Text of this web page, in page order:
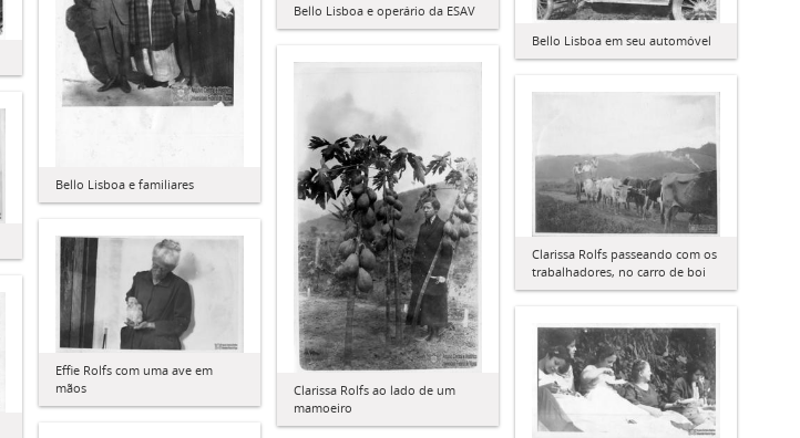
Bello Lisboa e familiares
Bello Lisboa e operário da ESAV
Bello Lisboa em seu automóvel
Clarissa Rolfs ao lado de um
mamoeiro
Clarissa Rolfs passeando com os
trabalhadores, no carro de boi
Effie Rolfs com uma ave em
mãos